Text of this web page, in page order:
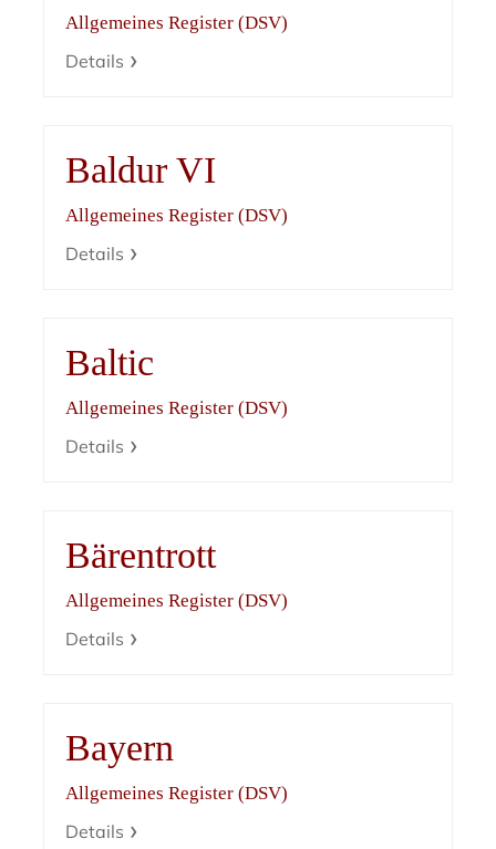
Allgemeines Register (DSV)
Details
Baldur VI
Allgemeines Register (DSV)
Details
Baltic
Allgemeines Register (DSV)
Details
Bärentrott
Allgemeines Register (DSV)
Details
Bayern
Allgemeines Register (DSV)
Details